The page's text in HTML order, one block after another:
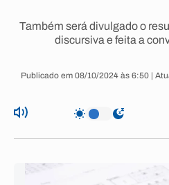
Também será divulgado o
discursiva e feita a
Publicado em 08/10/2024 às 6:50 |